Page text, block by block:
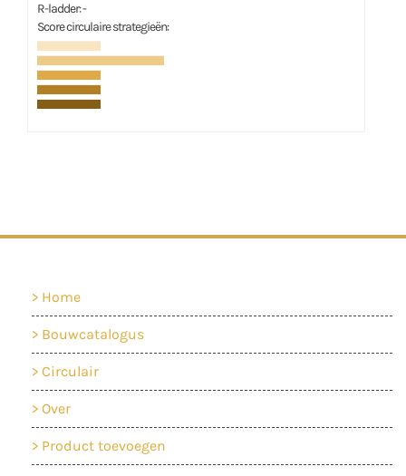
R-ladder: -
Score circulaire strategieën:
Home
Bouwcatalogus
Circulair
Over
Product toevoegen